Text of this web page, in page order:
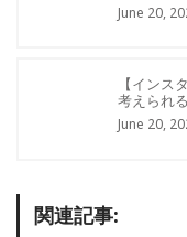
June 20,
【インス
考えられ
June 20,
関連記事: